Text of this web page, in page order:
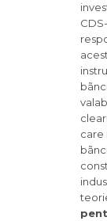
care